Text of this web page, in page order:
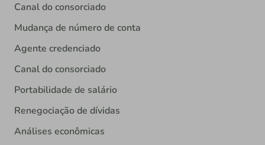
Canal do consorciado
Mudança de número de conta
Agente credenciado
Canal do consorciado
Portabilidade de salário
Renegociação de dívidas
Análises econômicas